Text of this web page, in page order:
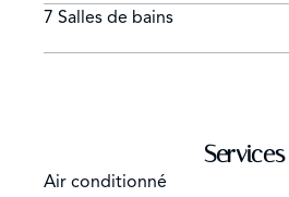
7 Salles de bains
Services
Air conditionné